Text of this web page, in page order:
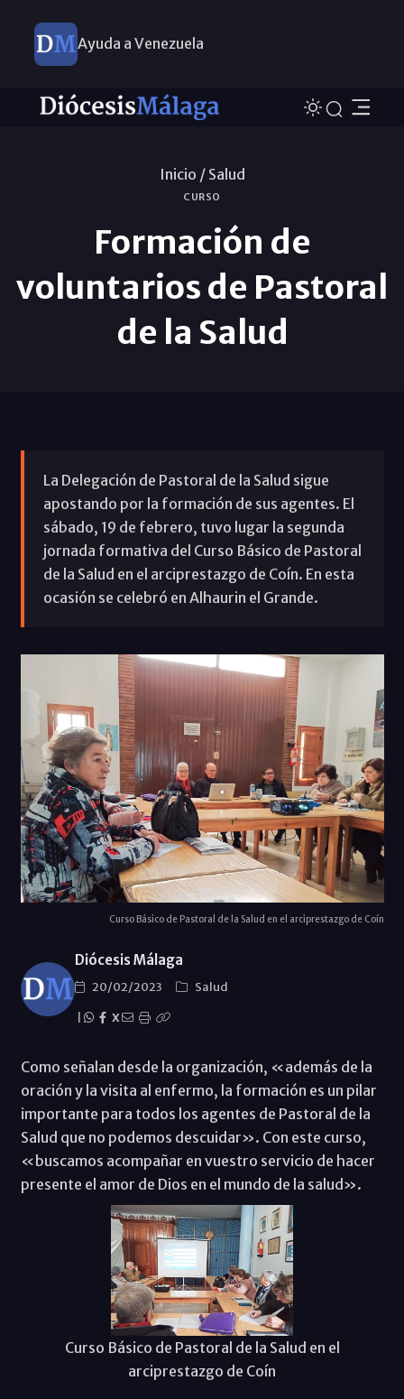
Ayuda a Venezuela
Inicio / Salud
CURSO
Formación de
voluntarios de Pastoral
de la Salud
La Delegación de Pastoral de la Salud sigue
apostando por la formación de sus agentes. El
sábado, 19 de febrero, tuvo lugar la segunda
jornada formativa del Curso Básico de Pastoral
de la Salud en el arciprestazgo de Coín. En esta
ocasión se celebró en Alhaurin el Grande.
Curso Básico de Pastoral de la Salud en el arciprestazgo de Coín
Diócesis Málaga
20/02/2023
Salud
X
Como señalan desde la organización, «además de la
oración y la visita al enfermo, la formación es un pilar
importante para todos los agentes de Pastoral de la
Salud que no podemos descuidar». Con este curso,
«buscamos acompañar en vuestro servicio de hacer
presente el amor de Dios en el mundo de la salud».
Curso Básico de Pastoral de la Salud en el
arciprestazgo de Coín